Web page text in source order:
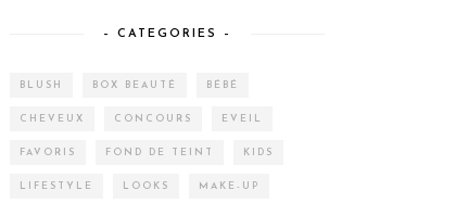
– CATEGORIES –
BLUSH BOX BEAUTÉ BÉBÉ
CHEVEUX CONCOURS EVEIL
FAVORIS FOND DE TEINT KIDS
LIFESTYLE LOOKS MAKE-UP